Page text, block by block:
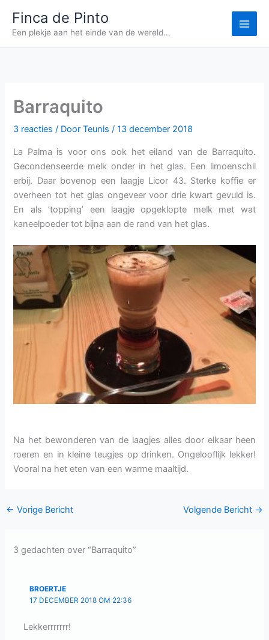
naar
inhoud
Finca de Pinto
Een plekje aan het einde van de wereld...
Barraquito
3 reacties / DoorTeunis/13 december 2018
La Palma is voor ons ook het eiland van de Barraquito.
Gecondenseerde melk onder in het glas. Een limoenschil
erbij. Daar bovenop een laagje Licor 43. Sterke koffie er
overheen tot het glas ongeveer voor drie kwart gevuld is.
En als ’topping’ een laagje opgeklopte melk met wat
kaneelpoeder tot bijna aan de rand van het glas.
Na het bewonderen van de laagjes alles door elkaar heen
roeren en in kleine teugjes op drinken. Ongelooflijk lekker!
Vooral na het eten van een warme maaltijd.
← Vorige Bericht Volgende Bericht →
3 gedachten over “Barraquito”
BROERTJE
17 DECEMBER 2018 OM 22:36
Lekkerrrrrrr!